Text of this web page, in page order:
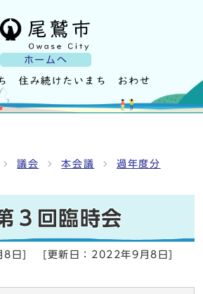
ホームへ
議会 本会議 過年度分
３回臨時会
日 [更新日： 2022年9月8日